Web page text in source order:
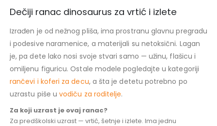
Dečiji ranac dinosaurus za vrtić i izlete
Izrađen je od nežnog pliša, ima prostranu glavnu pregradu
i podesive naramenice, a materijali su netoksični. Lagan
je, pa dete lako nosi svoje stvari samo — užinu, flašicu i
omiljenu figuricu. Ostale modele pogledajte u kategoriji
rančevi i koferi za decu, a šta je detetu potrebno po
uzrastu piše uvodiču za roditelje.
Za koji uzrast je ovaj ranac?
Za predškolski uzrast — vrtić, šetnje i izlete. Ima jednu